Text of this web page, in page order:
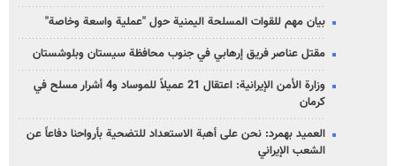
بيان مهم للقوات المسلحة اليمنية حول "عملية واسعة وخاصة"
مقتل عناصر فريق إرهابي في جنوب محافظة سيستان وبلوشستان
وزارة الأمن الإيرانية: اعتقال 21 عميلاً للموساد و4 أشرار مسلح في
كرمان
العميد بهمرد: نحن على أهبة الاستعداد للتضحية بأرواحنا دفاعاً عن
الشعب الإيراني